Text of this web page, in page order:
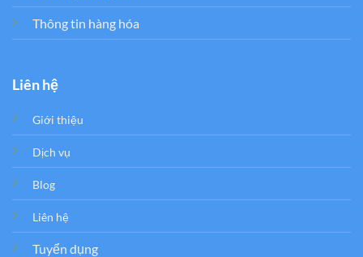
Thông tin hàng hóa
Liên hệ
Giới thiệu
Dịch vụ
Blog
Liên hệ
Tuyển dụng